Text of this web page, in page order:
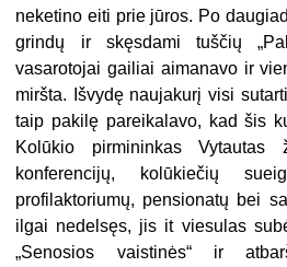
neketino eiti prie jūros. Po
grindų ir skęsdami tuščių
vasarotojai gailiai aimanavo ir
miršta. Išvydę naujakurį visi
taip pakilę pareikalavo, kad šis
Kolūkio pirmininkas
konferencijų, kolūkiečių
profilaktoriumų, pensionatų bei
ilgai nedelsęs, jis it viesulas
„Senosios vaistinės“ ir